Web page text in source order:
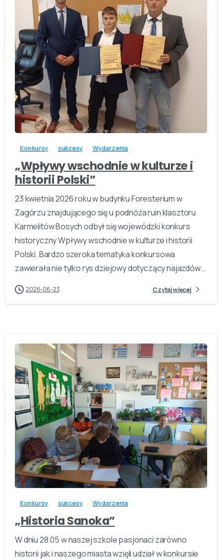
Konkursy sukcesy Wydarzenia
„Wpływy wschodnie w kulturze i
historii Polski”
23 kwietnia 2026 roku w budynku Foresterium w
Zagórzu znajdującego się u podnóża ruin klasztoru
Karmelitów Bosych odbył się wojewódzki konkurs
historyczny Wpływy wschodnie w kulturze i historii
Polski. Bardzo szeroka tematyka konkursowa
zawierała nie tylko rys dziejowy dotyczący najazdów...
2026-06-23 Czytaj więcej
-
Konkursy sukcesy Wydarzenia
„Historia Sanoka”
W dniu 28.05 w naszej szkole pasjonaci zarówno
historii jak i naszego miasta wzięli udział w konkursie